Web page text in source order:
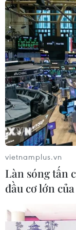
Xem trực tiếp
Lan-Malaysia tại
Cup 2026 trên
01/08/2026 08:41
ASEAN Cup 2026:
đứt chuỗi toàn
vietnamplus.vn
Làn sóng tấn
đầu cơ lớn